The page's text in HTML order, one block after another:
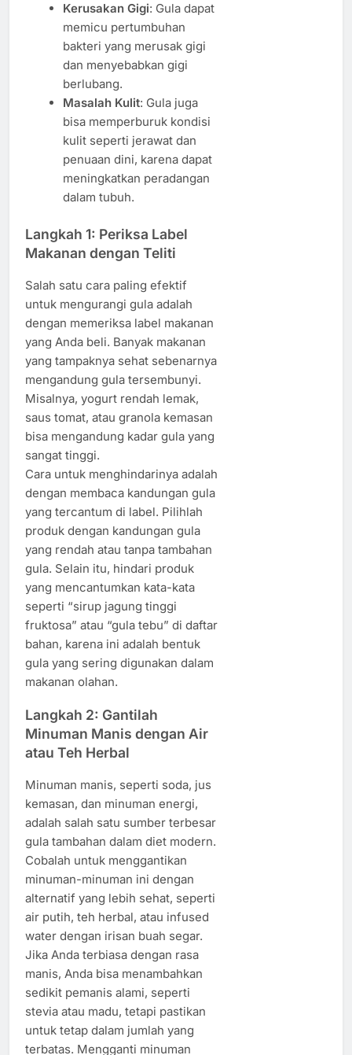
Kerusakan Gigi: Gula dapat
memicu pertumbuhan
bakteri yang merusak gigi
dan menyebabkan gigi
berlubang.
Masalah Kulit: Gula juga
bisa memperburuk kondisi
kulit seperti jerawat dan
penuaan dini, karena dapat
meningkatkan peradangan
dalam tubuh.
Langkah 1: Periksa Label
Makanan dengan Teliti
Salah satu cara paling efektif
untuk mengurangi gula adalah
dengan memeriksa label makanan
yang Anda beli. Banyak makanan
yang tampaknya sehat sebenarnya
mengandung gula tersembunyi.
Misalnya, yogurt rendah lemak,
saus tomat, atau granola kemasan
bisa mengandung kadar gula yang
sangat tinggi.
Cara untuk menghindarinya adalah
dengan membaca kandungan gula
yang tercantum di label. Pilihlah
produk dengan kandungan gula
yang rendah atau tanpa tambahan
gula. Selain itu, hindari produk
yang mencantumkan kata-kata
seperti “sirup jagung tinggi
fruktosa” atau “gula tebu” di daftar
bahan, karena ini adalah bentuk
gula yang sering digunakan dalam
makanan olahan.
Langkah 2: Gantilah
Minuman Manis dengan Air
atau Teh Herbal
Minuman manis, seperti soda, jus
kemasan, dan minuman energi,
adalah salah satu sumber terbesar
gula tambahan dalam diet modern.
Cobalah untuk menggantikan
minuman-minuman ini dengan
alternatif yang lebih sehat, seperti
air putih, teh herbal, atau infused
water dengan irisan buah segar.
Jika Anda terbiasa dengan rasa
manis, Anda bisa menambahkan
sedikit pemanis alami, seperti
stevia atau madu, tetapi pastikan
untuk tetap dalam jumlah yang
terbatas. Mengganti minuman